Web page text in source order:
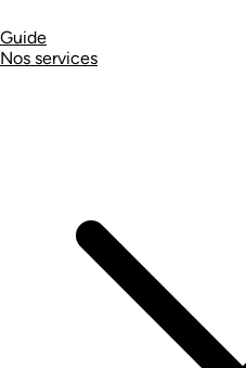
Guide
Nos services